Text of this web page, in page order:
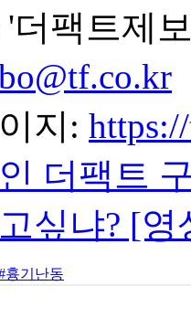
'더팩트제
지:
더팩트
싶냐? [
흉기난동